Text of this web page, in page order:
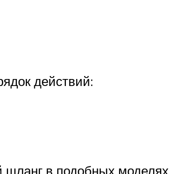
действий:
шланг в подобных моделях